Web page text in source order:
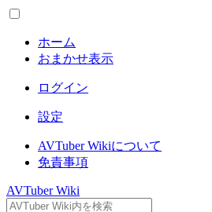
ホーム
おまかせ表示
ログイン
設定
AVTuber Wikiについて
免責事項
AVTuber Wiki